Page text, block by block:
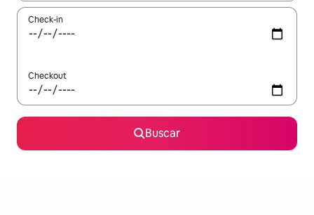
Check-in
Checkout
Buscar